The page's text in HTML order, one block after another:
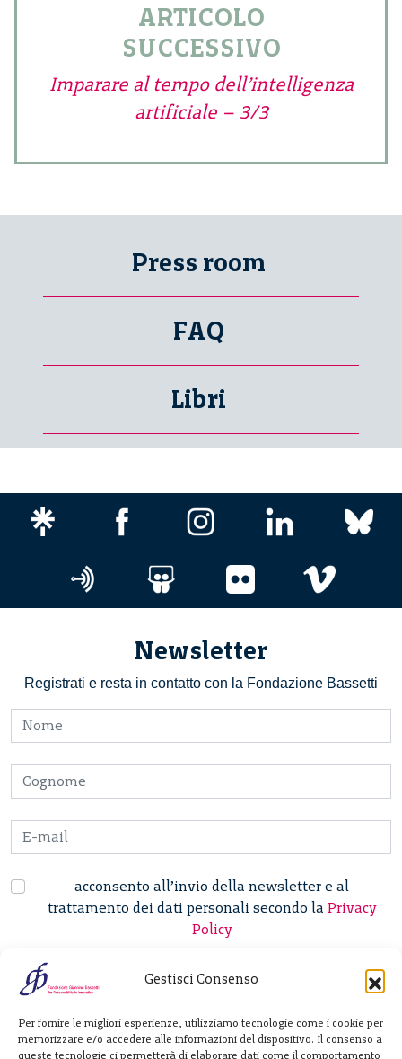
Gestisci Consenso
Per fornire le migliori esperienze, utilizziamo tecnologie come i cookie per
memorizzare e/o accedere alle informazioni del dispositivo. Il consenso a
queste tecnologie ci permetterà di elaborare dati come il comportamento
ARTICOLO
SUCCESSIVO
Imparare al tempo dell’intelligenza
artificiale – 3/3
Press room
FAQ
Libri
Newsletter
Registrati e resta in contatto con la Fondazione Bassetti
acconsento all’invio della newsletter e al
trattamento dei dati personali secondo la Privacy
Policy
Giannino Bassetti ETS